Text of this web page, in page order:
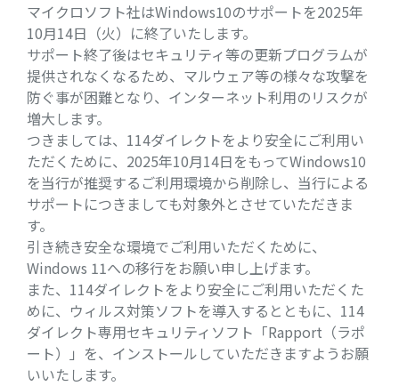
マイクロソフト社はWindows10のサポートを2025年
10月14日（火）に終了いたします。
サポート終了後はセキュリティ等の更新プログラムが
提供されなくなるため、マルウェア等の様々な攻撃を
防ぐ事が困難となり、インターネット利用のリスクが
増大します。
つきましては、114ダイレクトをより安全にご利用い
ただくために、2025年10月14日をもってWindows10
を当行が推奨するご利用環境から削除し、当行による
サポートにつきましても対象外とさせていただきま
す。
引き続き安全な環境でご利用いただくために、
Windows 11への移行をお願い申し上げます。
また、114ダイレクトをより安全にご利用いただくた
めに、ウィルス対策ソフトを導入するとともに、114
ダイレクト専用セキュリティソフト「Rapport（ラポ
ート）」を、インストールしていただきますようお願
いいたします。